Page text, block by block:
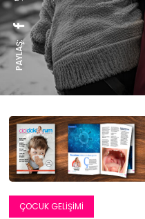
PAYLAŞ:
ÇOCUK GELIŞIMI